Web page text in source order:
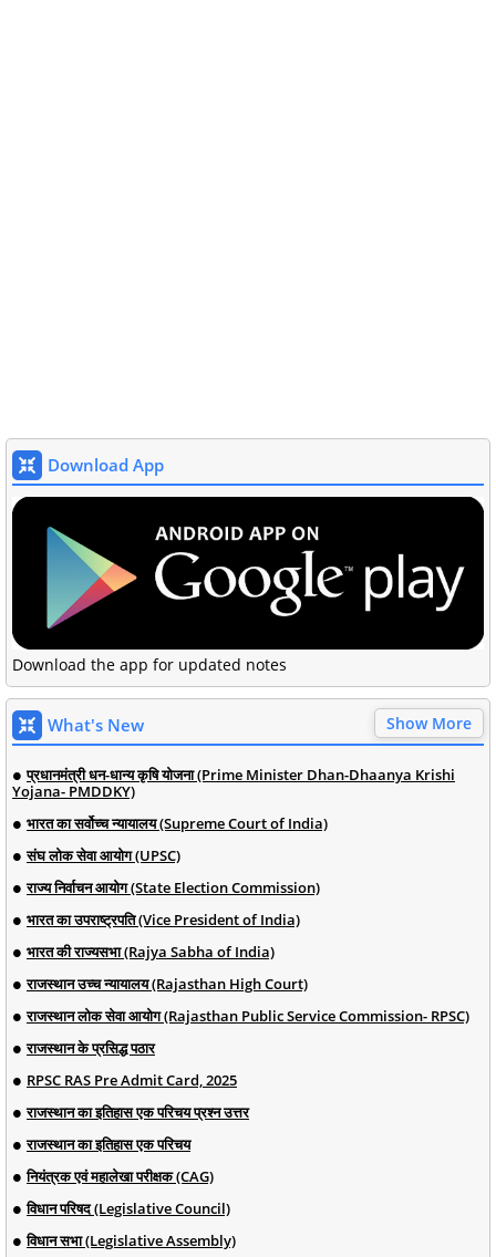
Download App
Download the app for updated notes
What's New Show More
प्रधानमंत्री धन-धान्य कृषि योजना (Prime Minister Dhan-Dhaanya Krishi
Yojana- PMDDKY)
भारत का सर्वोच्च न्यायालय (Supreme Court of India)
संघ लोक सेवा आयोग (UPSC)
राज्य निर्वाचन आयोग (State Election Commission)
भारत का उपराष्ट्रपति (Vice President of India)
भारत की राज्यसभा (Rajya Sabha of India)
राजस्थान उच्च न्यायालय (Rajasthan High Court)
राजस्थान लोक सेवा आयोग (Rajasthan Public Service Commission- RPSC)
राजस्थान के प्रसिद्ध पठार
RPSC RAS Pre Admit Card, 2025
राजस्थान का इतिहास एक परिचय प्रश्न उत्तर
राजस्थान का इतिहास एक परिचय
नियंत्रक एवं महालेखा परीक्षक (CAG)
विधान परिषद (Legislative Council)
विधान सभा (Legislative Assembly)